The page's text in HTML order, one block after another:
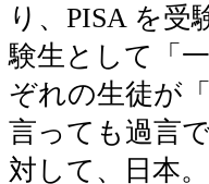
り、PISA を
験生として「
ぞれの生徒が
言っても過言
対して、日本。